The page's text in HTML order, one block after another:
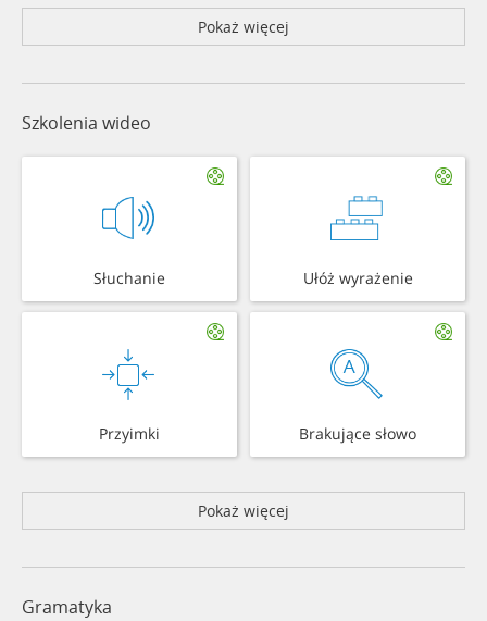
Pokaż więcej
Szkolenia wideo
Słuchanie Ułóż wyrażenie
Przyimki Brakujące słowo
Pokaż więcej
Gramatyka